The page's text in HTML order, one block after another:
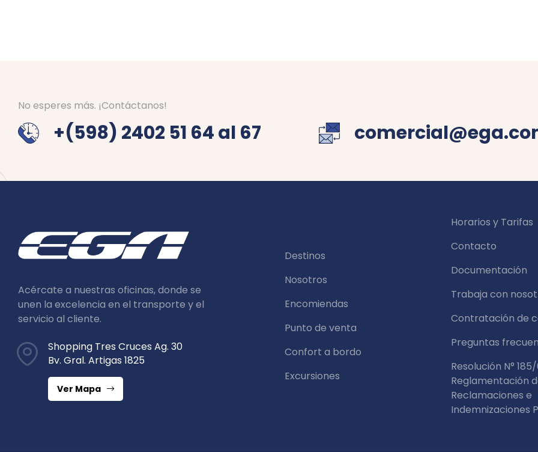
No esperes más. ¡Contáctanos!
+(598) 2402 51 64 al 67
Acércate a nuestras oficinas, donde se
unen la excelencia en el transporte y el
servicio al cliente.
Shopping Tres Cruces Ag. 30
Bv. Gral. Artigas 1825
Ver Mapa
Destinos
Nosotros
Encomiendas
Punto de venta
Confort a bordo
Excursiones
Horarios y Tarifas
Contacto
Documentación
Trabaja con
Contratación de
Preguntas
Resolución N° 185/
Reglamentación
Reclamaciones e
Indemnizaciones